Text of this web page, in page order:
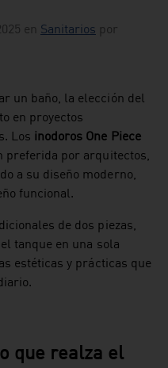
en Sanitarios por
un baño, la elección del
en proyectos
Los inodoros One Piece
preferida por arquitectos,
a su diseño moderno,
funcional.
de dos piezas,
tanque en una sola
estéticas y prácticas que
que realza el